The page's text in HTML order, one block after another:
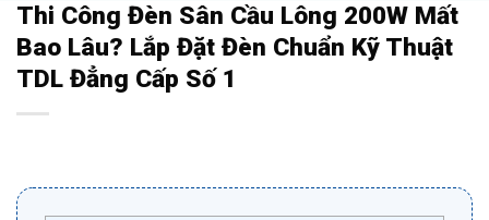
Thi Công Đèn Sân Cầu Lông 200W Mất
Bao Lâu? Lắp Đặt Đèn Chuẩn Kỹ Thuật
TDL Đẳng Cấp Số 1